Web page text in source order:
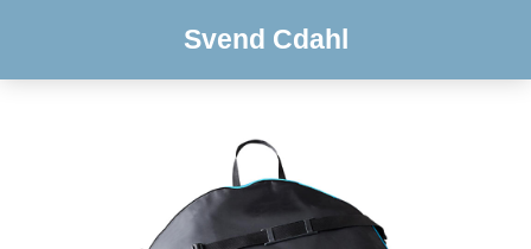
Svend Cdahl